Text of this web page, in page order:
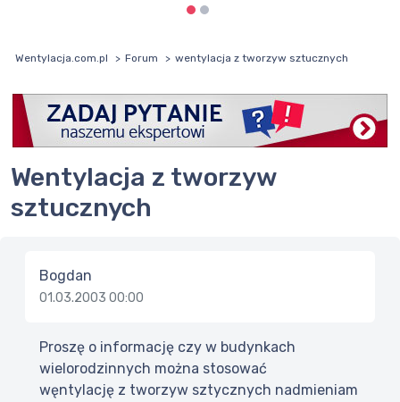
Wentylacja.com.pl Forum wentylacja z tworzyw sztucznych
wentylacja z tworzyw
sztucznych
Bogdan
01.03.2003 00:00
Proszę o informację czy w budynkach
wielorodzinnych można stosować
węntylację z tworzyw sztycznych nadmieniam